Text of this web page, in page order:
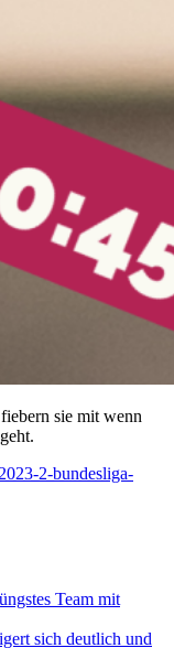
sie mit wenn
2-bundesliga-
Team mit
sich deutlich und